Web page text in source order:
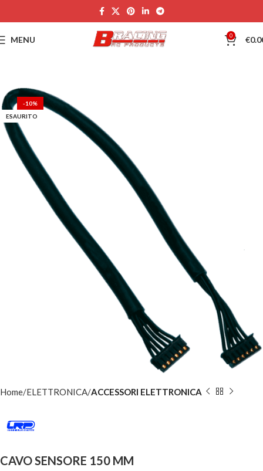
MENU 0 €
-10%
ESAURITO
Home ELETTRONICA ACCESSORI ELETTRONICA
CAVO SENSORE 150 MM